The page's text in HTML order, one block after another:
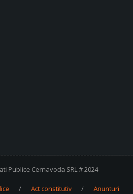
Publice Cernavoda SRL # 2024
Act constitutiv
Anunturi